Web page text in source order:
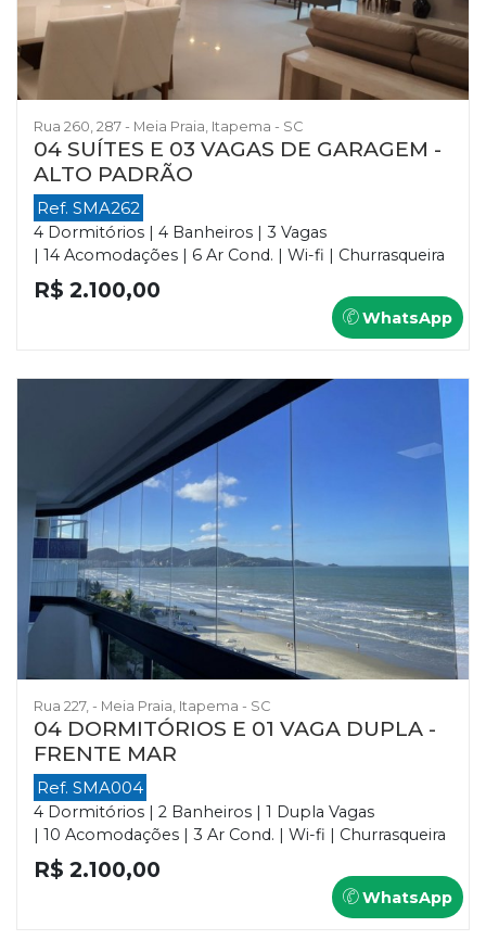
Rua 260, 287 - Meia Praia, Itapema - SC
04 SUÍTES E 03 VAGAS DE GARAGEM -
ALTO PADRÃO
Ref. SMA262
4 Dormitórios | 4 Banheiros | 3 Vagas
| 14 Acomodações | 6 Ar Cond. | Wi-fi | Churrasqueira
R$ 2.100,00
WhatsApp
Rua 227, - Meia Praia, Itapema - SC
04 DORMITÓRIOS E 01 VAGA DUPLA -
FRENTE MAR
Ref. SMA004
4 Dormitórios | 2 Banheiros | 1 Dupla Vagas
| 10 Acomodações | 3 Ar Cond. | Wi-fi | Churrasqueira
R$ 2.100,00
WhatsApp